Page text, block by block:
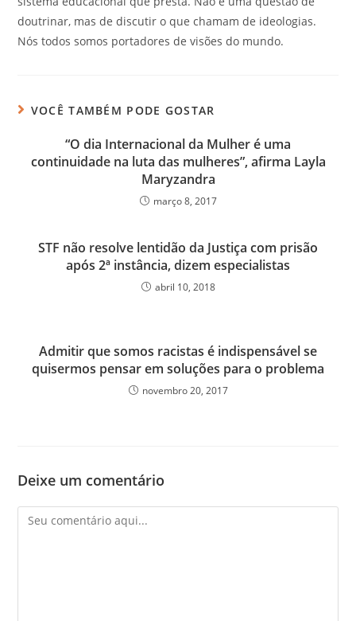
doutrinar, mas de discutir o que chamam de ideologias.
Nós todos somos portadores de visões do mundo.
VOCÊ TAMBÉM PODE GOSTAR
“O dia Internacional da Mulher é uma
continuidade na luta das mulheres”, afirma Layla
Maryzandra
março 8, 2017
STF não resolve lentidão da Justiça com prisão
após 2ª instância, dizem especialistas
abril 10, 2018
Admitir que somos racistas é indispensável se
quisermos pensar em soluções para o problema
novembro 20, 2017
Deixe um comentário